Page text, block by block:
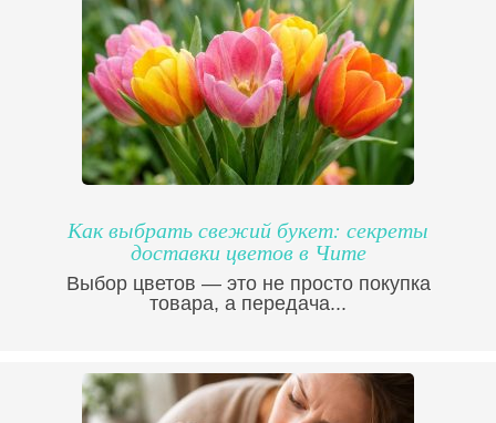
Как выбрать свежий букет: секреты
доставки цветов в Чите
Выбор цветов — это не просто покупка
товара, а передача...